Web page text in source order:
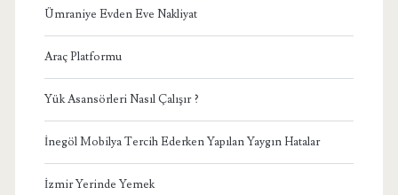
Ümraniye Evden Eve Nakliyat
Araç Platformu
Yük Asansörleri Nasıl Çalışır ?
İnegöl Mobilya Tercih Ederken Yapılan Yaygın Hatalar
İzmir Yerinde Yemek